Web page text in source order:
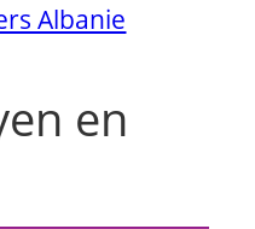
Albanie
en